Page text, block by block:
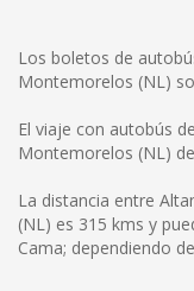
Los boletos de
Montemorelos (NL)
El viaje con autobús
Montemorelos (NL)
La distancia entre
(NL) es 315 kms y
Cama; dependiendo